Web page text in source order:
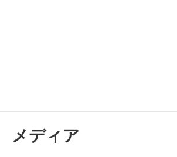
メディア